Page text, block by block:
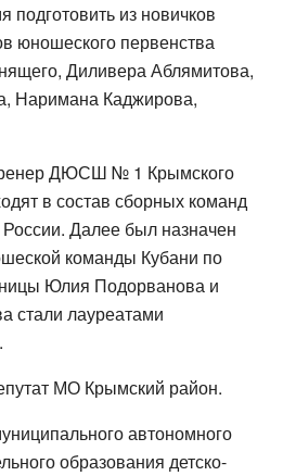
подготовить из новичков
юношеского первенства
Диливера Аблямитова,
Наримана Каджирова,
ДЮСШ № 1 Крымского
в состав сборных команд
России. Далее был назначен
команды Кубани по
Юлия Подорванова и
стали лауреатами
МО Крымский район.
автономного
образования детско-